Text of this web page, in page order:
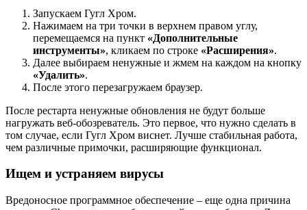
Запускаем Гугл Хром.
Нажимаем на три точки в верхнем правом углу,
перемещаемся на пункт «Дополнительные
инструменты», кликаем по строке «Расширения».
Далее выбираем ненужные и жмем на каждом на кнопку
«Удалить».
После этого перезагружаем браузер.
После рестарта ненужные обновления не будут больше
нагружать веб-обозреватель. Это первое, что нужно сделать в
том случае, если Гугл Хром виснет. Лучше стабильная работа,
чем различные примочки, расширяющие функционал.
Ищем и устраняем вирусы
Вредоносное программное обеспечение – еще одна причина